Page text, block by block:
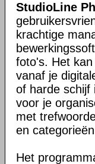
StudioLine
krachtige
foto's. Het
vanaf je
of harde schijf
voor je
met
en
Het